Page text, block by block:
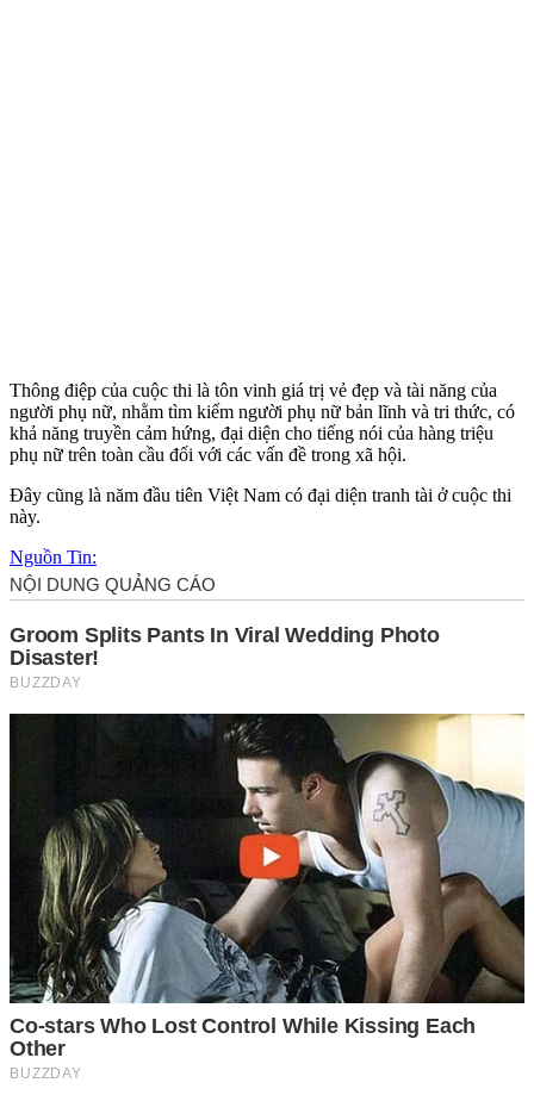
Thông điệp của cuộc thi là tôn vinh giá trị vẻ đẹp và tài năng của
người phụ nữ, nhằm tìm kiếm người phụ nữ bản lĩnh và tri thức, có
khả năng truyền cảm hứng, đại diện cho tiếng nói của hàng triệu
phụ nữ trên toàn cầu đối với các vấn đề trong xã hội.
Đây cũng là năm đầu tiên Việt Nam có đại diện tranh tài ở cuộc thi
này.
Nguồn Tin: